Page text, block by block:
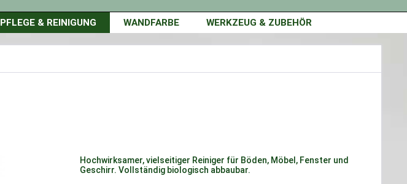
PFLEGE & REINIGUNG WANDFARBE WERKZEUG & ZUBEHÖR
Hochwirksamer, vielseitiger Reiniger für Böden, Möbel, Fenster und
Geschirr. Vollständig biologisch abbaubar.